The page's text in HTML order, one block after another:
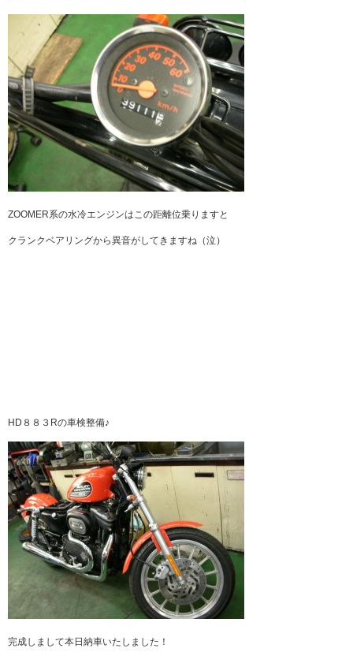
ZOOMER系の水冷エンジンはこの距離位乗りますと
クランクベアリングから異音がしてきますね（泣）
HD８８３Rの車検整備♪
完成しまして本日納車いたしました！